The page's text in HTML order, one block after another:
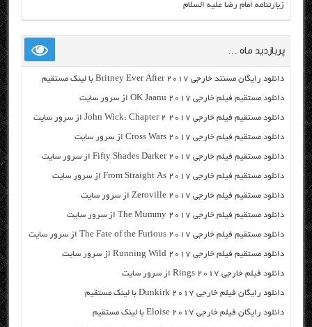
زیارتنامه امام رضا علیه السلام
پربازدید ماه …
دانلود رایگان مسنتد خارجی Britney Ever After 2017 با لینک مستقیم
دانلود مستقیم فیلم خارجی OK Jaanu 2017 از سرور سایت
دانلود مستقیم فیلم خارجی John Wick: Chapter 2 2017 از سرور سایت
دانلود مستقیم فیلم خارجی Cross Wars 2017 از سرور سایت
دانلود مستقیم فیلم خارجی Fifty Shades Darker 2017 از سرور سایت
دانلود مستقیم فیلم خارجی From Straight As 2017 از سرور سایت
دانلود مستقیم فیلم خارجی Zeroville 2017 از سرور سایت
دانلود مستقیم فیلم خارجی The Mummy 2017 از سرور سایت
دانلود مستقیم فیلم خارجی The Fate of the Furious 2017 از سرور سایت
دانلود مستقیم فیلم خارجی Running Wild 2017 از سرور سایت
دانلود فیلم خارجی Rings 2017 از سرور سایت
دانلود رایگان فیلم خارجی Dunkirk 2017 با لینک مستقیم
دانلود رایگان فیلم خارجی Eloise 2017 با لینک مستقیم